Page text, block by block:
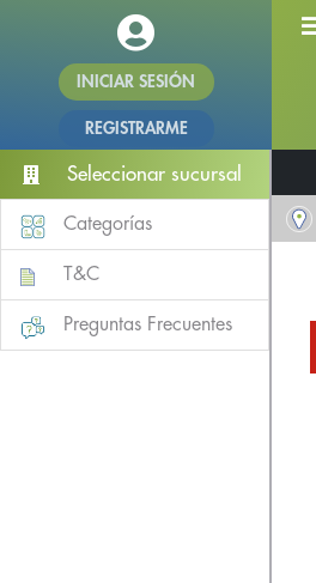
INICIAR SESIÓN
REGISTRARME
Seleccionar sucursal
Categorías
T&C
Preguntas Frecuentes